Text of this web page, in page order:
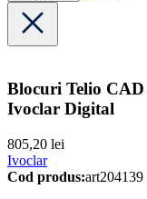
Blocuri Telio
Ivoclar Digital
805,20 lei
Ivoclar
Cod produs:art204139